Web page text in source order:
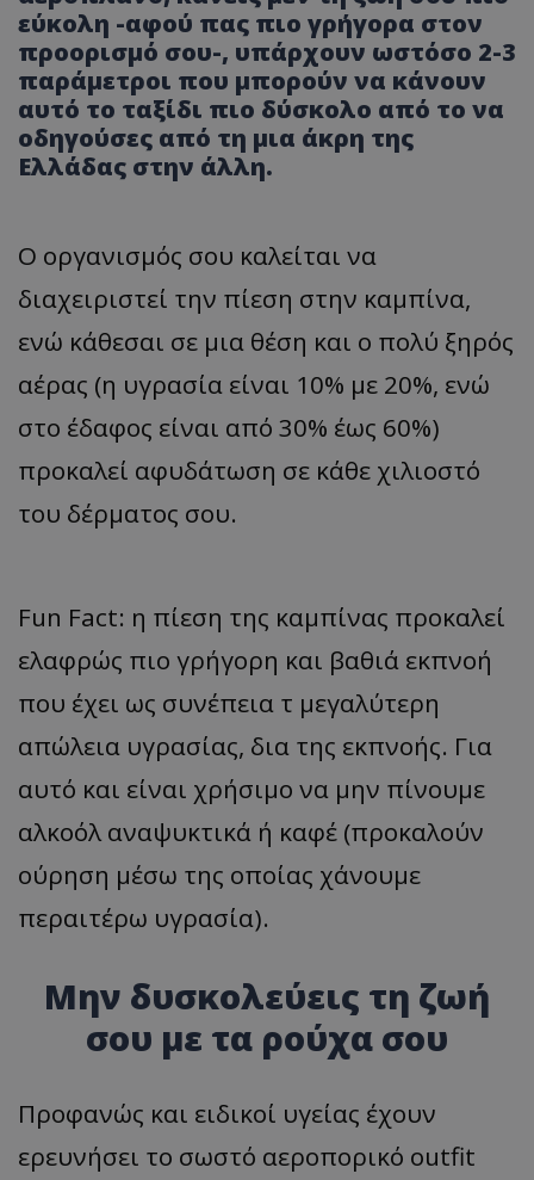
εύκολη -αφού πας πιο γρήγορα στον
προορισμό σου-, υπάρχουν ωστόσο 2-3
παράμετροι που μπορούν να κάνουν
αυτό το ταξίδι πιο δύσκολο από το να
οδηγούσες από τη μια άκρη της
Ελλάδας στην άλλη.
Ο οργανισμός σου καλείται να
διαχειριστεί την πίεση στην καμπίνα,
ενώ κάθεσαι σε μια θέση και ο πολύ ξηρός
αέρας (η υγρασία είναι 10% με 20%, ενώ
στο έδαφος είναι από 30% έως 60%)
προκαλεί αφυδάτωση σε κάθε χιλιοστό
του δέρματος σου.
Fun Fact: η πίεση της καμπίνας προκαλεί
ελαφρώς πιο γρήγορη και βαθιά εκπνοή
που έχει ως συνέπεια τ μεγαλύτερη
απώλεια υγρασίας, δια της εκπνοής. Για
αυτό και είναι χρήσιμο να μην πίνουμε
αλκοόλ αναψυκτικά ή καφέ (προκαλούν
ούρηση μέσω της οποίας χάνουμε
περαιτέρω υγρασία).
Μην δυσκολεύεις τη ζωή
σου με τα ρούχα σου
Προφανώς και ειδικοί υγείας έχουν
ερευνήσει το σωστό αεροπορικό outfit